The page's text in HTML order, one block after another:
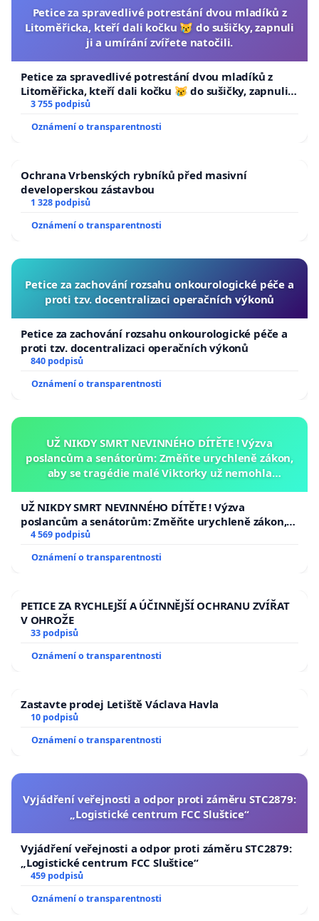
Petice za spravedlivé potrestání dvou mladíků z
Litoměřicka, kteří dali kočku 😿 do sušičky, zapnuli
ji a umírání zvířete natočili.
Petice za spravedlivé potrestání dvou mladíků z
Litoměřicka, kteří dali kočku 😿 do sušičky, zapnuli ji
a umírání zvířete natočili.
3 755 podpisů
Oznámení o transparentnosti
Ochrana Vrbenských rybníků před masivní
developerskou zástavbou
1 328 podpisů
Oznámení o transparentnosti
Petice za zachování rozsahu onkourologické péče a
proti tzv. docentralizaci operačních výkonů
Petice za zachování rozsahu onkourologické péče a
proti tzv. docentralizaci operačních výkonů
840 podpisů
Oznámení o transparentnosti
UŽ NIKDY SMRT NEVINNÉHO DÍTĚTE ! Výzva
poslancům a senátorům: Změňte urychleně zákon,
aby se tragédie malé Viktorky už nemohla
UŽ NIKDY SMRT NEVINNÉHO DÍTĚTE ! Výzva
poslancům a senátorům: Změňte urychleně zákon,
aby se tragédie malé Viktorky už nemohla opakovat!
4 569 podpisů
Oznámení o transparentnosti
PETICE ZA RYCHLEJŠÍ A ÚČINNĚJŠÍ OCHRANU ZVÍŘAT
V OHROŽE
33 podpisů
Oznámení o transparentnosti
Zastavte prodej Letiště Václava Havla
10 podpisů
Oznámení o transparentnosti
Vyjádření veřejnosti a odpor proti záměru STC2879:
„Logistické centrum FCC Sluštice“
Vyjádření veřejnosti a odpor proti záměru STC2879:
„Logistické centrum FCC Sluštice“
459 podpisů
Oznámení o transparentnosti